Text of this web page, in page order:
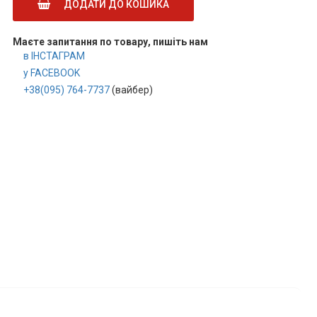
ДОДАТИ ДО КОШИКА
Маєте запитання по товару, пишіть нам
в ІНСТАГРАМ
у FACEBOOK
+38(095) 764-7737(вайбер)